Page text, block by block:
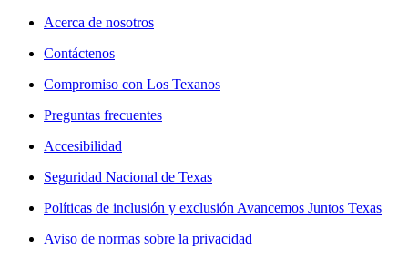
Acerca de nosotros
Contáctenos
Compromiso con Los Texanos
Preguntas frecuentes
Accesibilidad
Seguridad Nacional de Texas
Políticas de inclusión y exclusión Avancemos Juntos Texas
Aviso de normas sobre la privacidad